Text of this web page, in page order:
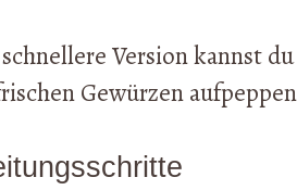
Version kannst
Gewürzen